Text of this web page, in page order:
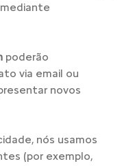
poderão
via email ou
novos
nós usamos
(por exemplo,